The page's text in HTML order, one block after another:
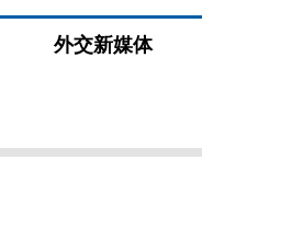
外交新媒体